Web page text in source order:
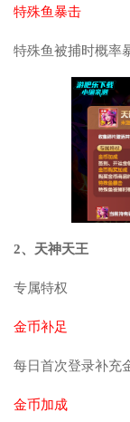
特殊鱼暴击
特殊鱼被捕时概率
2、天神天王
专属特权
金币补足
每日首次登录补充
金币加成